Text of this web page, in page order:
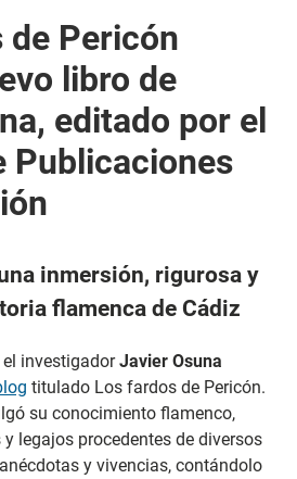
de Pericón
libro de
editado por el
Publicaciones
inmersión, rigurosa y
flamenca de Cádiz
el investigadorJavier Osuna
titulado Los fardos de Pericón.
su conocimiento flamenco,
legajos procedentes de diversos
y vivencias, contándolo